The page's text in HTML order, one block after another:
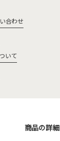
合わせ
いて
商品の詳細